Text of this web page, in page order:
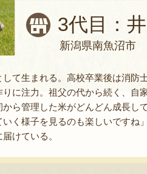
3代目：
新潟県南魚沼市
て生まれる。高校卒業後は消
に注力。祖父の代から続く、
ら管理した米がどんどん成長
く様子を見るのも楽しいですね
けている。